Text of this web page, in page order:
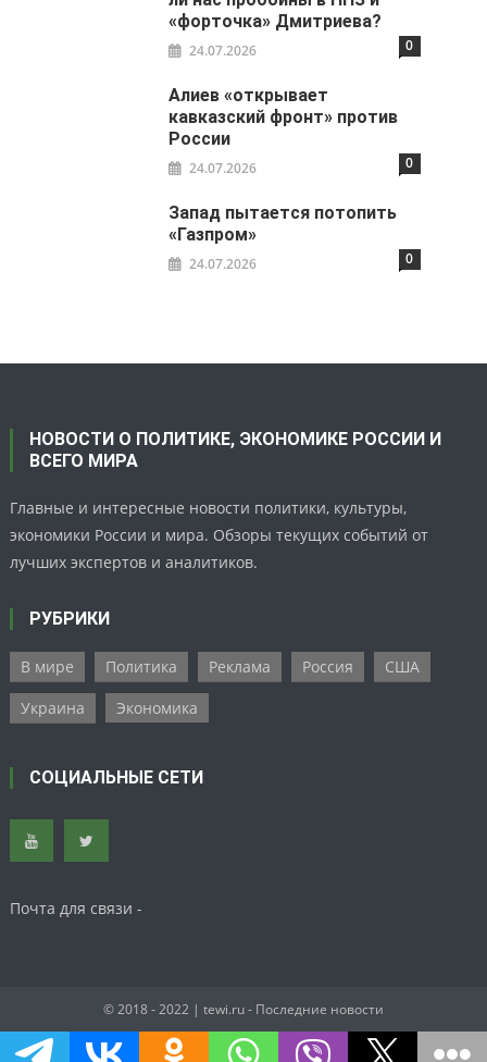
«форточка» Дмитриева?
24.07.2026 0
Алиев «открывает
кавказский фронт» против
России
24.07.2026 0
Запад пытается потопить
«Газпром»
24.07.2026 0
НОВОСТИ О ПОЛИТИКЕ, ЭКОНОМИКЕ РОССИИ И
ВСЕГО МИРА
Главные и интересные новости политики, культуры,
экономики России и мира. Обзоры текущих событий от
лучших экспертов и аналитиков.
РУБРИКИ
В мире Политика Реклама Россия
США
Украина
Экономика
СОЦИАЛЬНЫЕ СЕТИ
Почта для связи -
© 2018 - 2022 | tewi.ru - Последние новости